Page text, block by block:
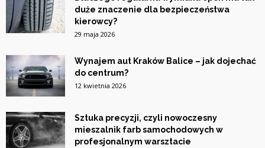
duże znaczenie dla bezpieczeństwa
kierowcy?
29 maja 2026
Wynajem aut Kraków Balice – jak dojechać
do centrum?
12 kwietnia 2026
Sztuka precyzji, czyli nowoczesny
mieszalnik farb samochodowych w
profesjonalnym warsztacie